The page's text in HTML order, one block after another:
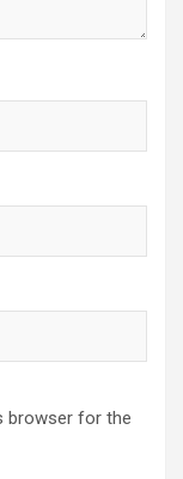
browser for the